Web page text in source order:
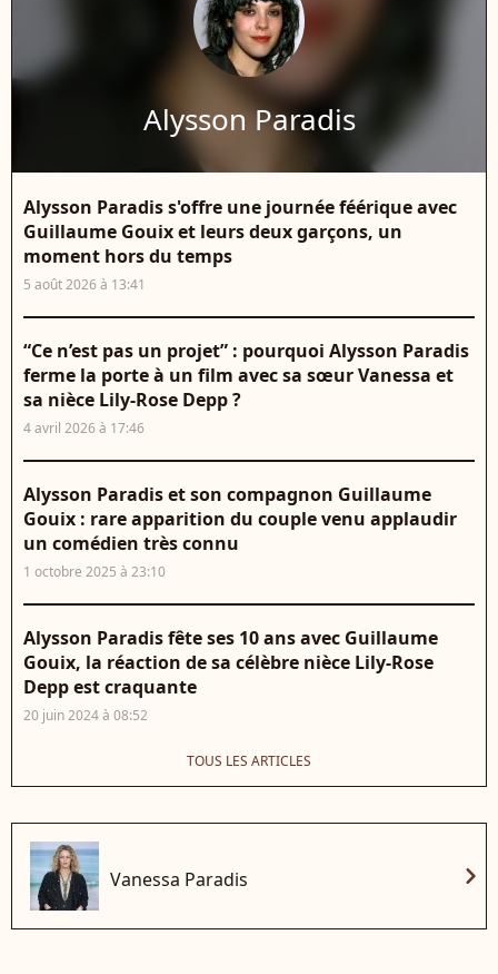
Alysson Paradis
Alysson Paradis s'offre une journée féérique avec
Guillaume Gouix et leurs deux garçons, un
moment hors du temps
5 août 2026 à 13:41
“Ce n’est pas un projet” : pourquoi Alysson Paradis
ferme la porte à un film avec sa sœur Vanessa et
sa nièce Lily-Rose Depp ?
4 avril 2026 à 17:46
Alysson Paradis et son compagnon Guillaume
Gouix : rare apparition du couple venu applaudir
un comédien très connu
1 octobre 2025 à 23:10
Alysson Paradis fête ses 10 ans avec Guillaume
Gouix, la réaction de sa célèbre nièce Lily-Rose
Depp est craquante
20 juin 2024 à 08:52
TOUS LES ARTICLES
Vanessa Paradis chevron_right